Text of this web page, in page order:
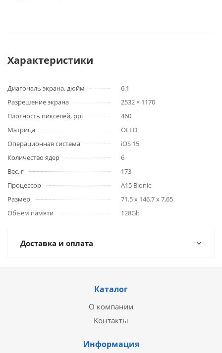
Характеристики
Диагональ экрана, дюйм
6.1
Разрешение экрана
2532 × 1170
Плотность пикселей, ppi
460
Матрица
OLED
Операционная система
iOS 15
Количество ядер
6
Вес, г
173
Процессор
A15 Bionic
Размер
71.5 x 146.7 x 7,65
Объём памяти
128Gb
Доставка и оплата
Каталог
О компании
Контакты
Информация